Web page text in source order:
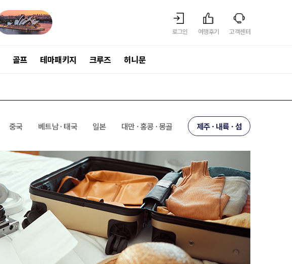
로그인 여행후기 고객센터
골프 테마패키지 크루즈 허니문
중국 베트남 · 태국 일본 대만 · 홍콩 · 몽골 제주 · 내륙 · 섬